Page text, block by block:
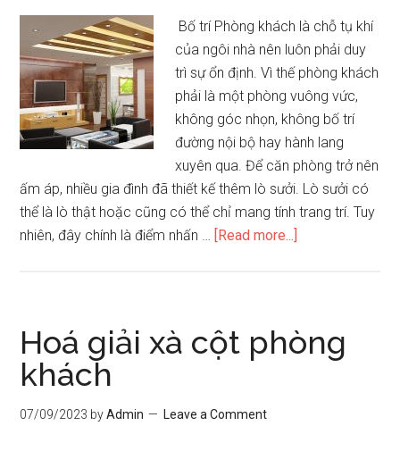
nay
Bố trí Phòng khách là chỗ tụ khí
của ngôi nhà nên luôn phải duy
trì sự ổn định. Vì thế phòng khách
phải là một phòng vuông vức,
không góc nhọn, không bố trí
đường nội bộ hay hành lang
xuyên qua. Để căn phòng trở nên
ấm áp, nhiều gia đình đã thiết kế thêm lò sưởi. Lò sưởi có
thể là lò thật hoặc cũng có thể chỉ mang tính trang trí. Tuy
nhiên, đây chính là điểm nhấn … [Read more...]
khách
hẹp
Hoá giải xà cột phòng
khách
07/09/2023 byAdmin Leave a Comment